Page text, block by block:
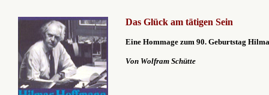
Das Glück am tätigen Sein
Eine Hommage zum 90. Geburtstag
Von Wolfram Schütte